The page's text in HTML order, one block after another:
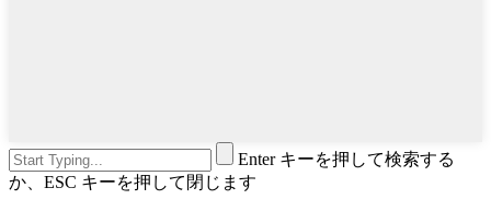
Enter キーを押して検索する
か、ESC キーを押して閉じます